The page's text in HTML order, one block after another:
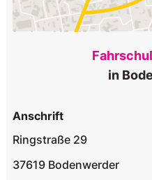
in
Anschrift
Ringstraße 29
37619 Bodenwerder